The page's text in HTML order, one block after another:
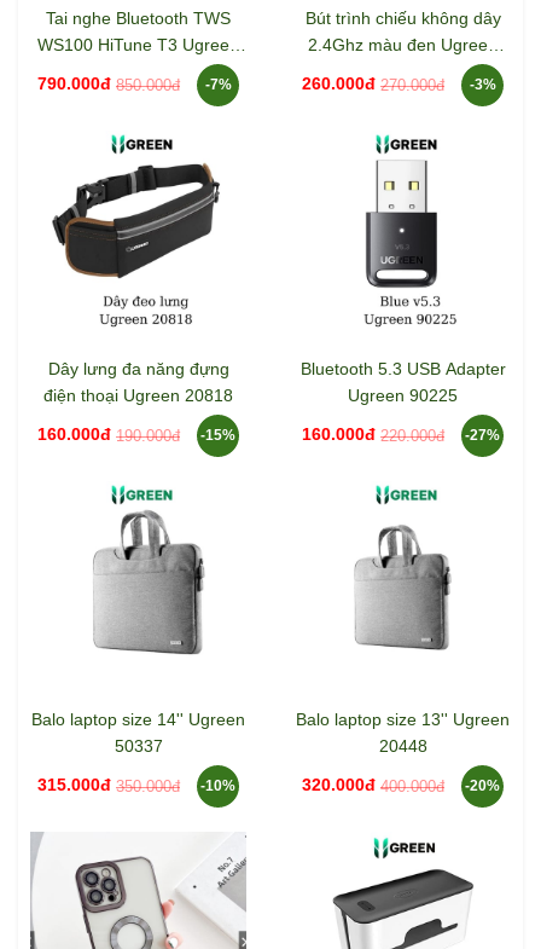
Tai nghe Bluetooth TWS
WS100 HiTune T3 Ugreen
790.000đ 850.000đ -7%
Bút trình chiếu không dây
2.4Ghz màu đen Ugreen
260.000đ 270.000đ -3%
Dây lưng đa năng đựng
điện thoại Ugreen 20818
160.000đ 190.000đ -15%
Bluetooth 5.3 USB Adapter
Ugreen 90225
160.000đ 220.000đ -27%
Balo laptop size 14'' Ugreen
50337
315.000đ 350.000đ -10%
Balo laptop size 13'' Ugreen
20448
320.000đ 400.000đ -20%